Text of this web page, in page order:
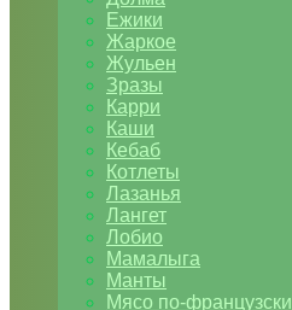
Ежики
Жаркое
Жульен
Зразы
Карри
Каши
Кебаб
Котлеты
Лазанья
Лангет
Лобио
Мамалыга
Манты
Мясо по-французски